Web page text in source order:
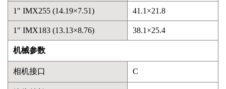
1″ IMX255 (14.19×7.51) 41.1×21.8
1″ IMX183 (13.13×8.76) 38.1×25.4
机械参数
相机接口 C